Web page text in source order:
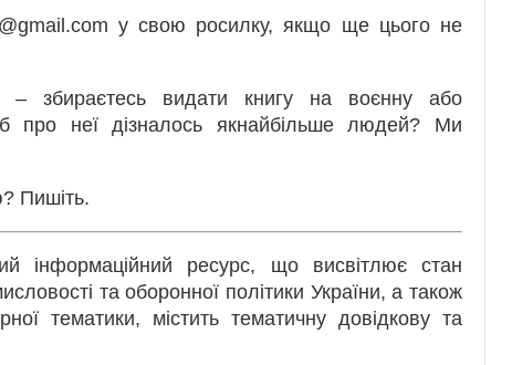
у свою росилку, якщо ще цього не
видати книгу на воєнну або
про неї дізналось якнайбільше людей? Ми
Пишіть.
інформаційний ресурс, що висвітлює стан
та оборонної політики України, а також
тематики, містить тематичну довідкову та